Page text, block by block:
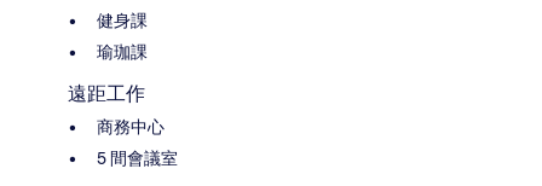
健身課
瑜珈課
遠距工作
商務中心
5 間會議室